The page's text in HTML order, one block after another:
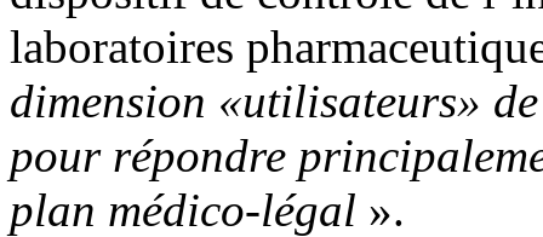
laboratoires
dimension «utilisateurs»
pour répondre
plan médico-légal ».